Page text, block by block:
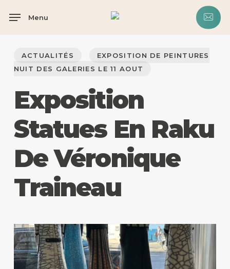
Menu
ACTUALITÉS
EXPOSITION DE PEINTURES
NUIT DES GALERIES LE 11 AOUT
Exposition
Statues En Raku
De Véronique
Traineau